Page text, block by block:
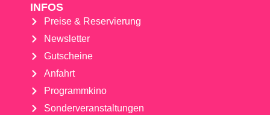
INFOS
Preise & Reservierung
Newsletter
Gutscheine
Anfahrt
Programmkino
Sonderveranstaltungen